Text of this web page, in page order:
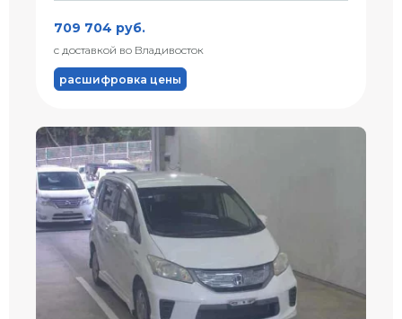
709 704 руб.
с доставкой во Владивосток
расшифровка цены